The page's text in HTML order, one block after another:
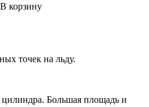
В корзину
точек на льду.
Большая площадь и